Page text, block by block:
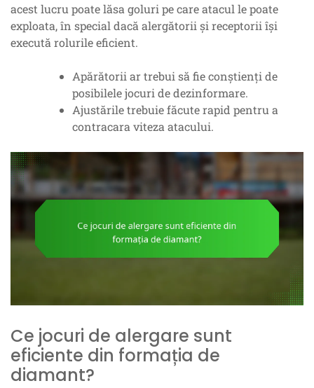
acest lucru poate lăsa goluri pe care atacul le poate
exploata, în special dacă alergătorii și receptorii își
execută rolurile eficient.
Apărătorii ar trebui să fie conștienți de
posibilele jocuri de dezinformare.
Ajustările trebuie făcute rapid pentru a
contracara viteza atacului.
Ce jocuri de alergare sunt
eficiente din formația de
diamant?